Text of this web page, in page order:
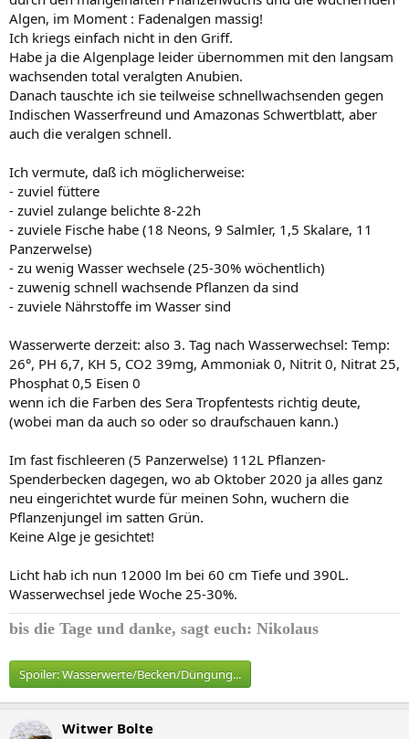
Algen, im Moment : Fadenalgen massig!
Ich kriegs einfach nicht in den Griff.
Habe ja die Algenplage leider übernommen mit den langsam
wachsenden total veralgten Anubien.
Danach tauschte ich sie teilweise schnellwachsenden gegen
Indischen Wasserfreund und Amazonas Schwertblatt, aber
auch die veralgen schnell.
Ich vermute, daß ich möglicherweise:
- zuviel füttere
- zuviel zulange belichte 8-22h
- zuviele Fische habe (18 Neons, 9 Salmler, 1,5 Skalare, 11
Panzerwelse)
- zu wenig Wasser wechsele (25-30% wöchentlich)
- zuwenig schnell wachsende Pflanzen da sind
- zuviele Nährstoffe im Wasser sind
Wasserwerte derzeit: also 3. Tag nach Wasserwechsel: Temp:
26°, PH 6,7, KH 5, CO2 39mg, Ammoniak 0, Nitrit 0, Nitrat 25,
Phosphat 0,5 Eisen 0
wenn ich die Farben des Sera Tropfentests richtig deute,
(wobei man da auch so oder so draufschauen kann.)
Im fast fischleeren (5 Panzerwelse) 112L Pflanzen-
Spenderbecken dagegen, wo ab Oktober 2020 ja alles ganz
neu eingerichtet wurde für meinen Sohn, wuchern die
Pflanzenjungel im satten Grün.
Keine Alge je gesichtet!
Licht hab ich nun 12000 lm bei 60 cm Tiefe und 390L.
Wasserwechsel jede Woche 25-30%.
bis die Tage und danke, sagt euch: Nikolaus
Spoiler:Wasserwerte/Becken/Düngung...
Witwer Bolte